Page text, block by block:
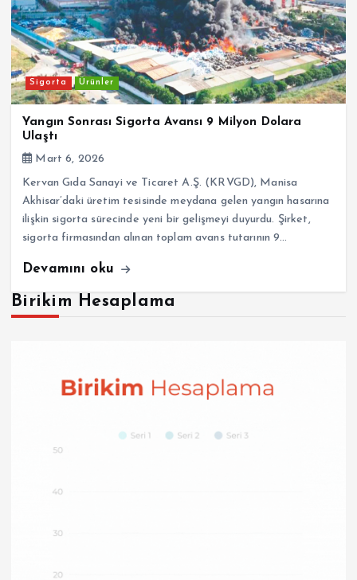
Sigorta Ürünler
Yangın Sonrası Sigorta Avansı 9 Milyon Dolara
Ulaştı
Mart 6, 2026
Kervan Gıda Sanayi ve Ticaret A.Ş. (KRVGD), Manisa
Akhisar’daki üretim tesisinde meydana gelen yangın hasarına
ilişkin sigorta sürecinde yeni bir gelişmeyi duyurdu. Şirket,
sigorta firmasından alınan toplam avans tutarının 9…
Devamını oku
Birikim Hesaplama